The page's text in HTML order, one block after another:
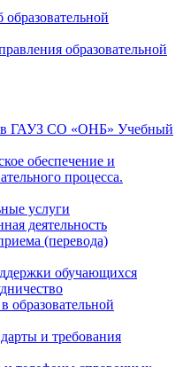
образовательной
ГАУЗ СО «ОНБ» Учебный
обеспечение и
процесса.
услуги
деятельность
(перевода)
обучающихся
образовательной
и требования